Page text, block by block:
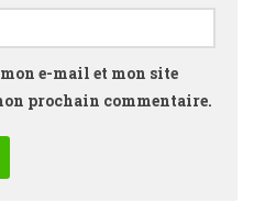
e-mail et mon site
prochain commentaire.